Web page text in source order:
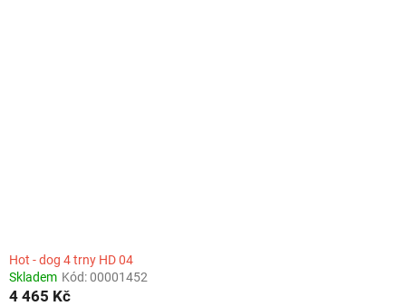
Hot - dog 4 trny HD 04
Skladem Kód:00001452
4 465 Kč